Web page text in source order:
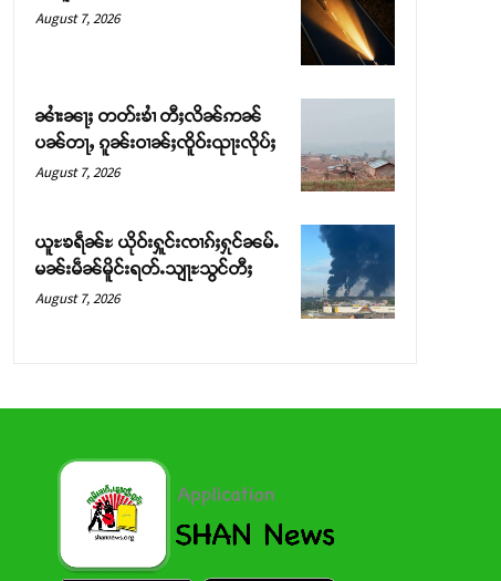
August 7, 2026
ၼၢႆးၼႃႈ တတ်းၶၢႆ တီႈလိၼ်ဢၼ်
ပၼ်တႃႇ ၵူၼ်းဝၢၼ်ႈၸိူဝ်းၺႃးလိုပ်ႈ
August 7, 2026
ယူႊၶရဵၼ်ႊ ယိုဝ်းႁူင်းၸၢၵ်ႈႁုင်ၼမ်ႉ
မၼ်းမဵၼ်မိူင်းရတ်ႉသျႃႊသွင်တီႈ
August 7, 2026